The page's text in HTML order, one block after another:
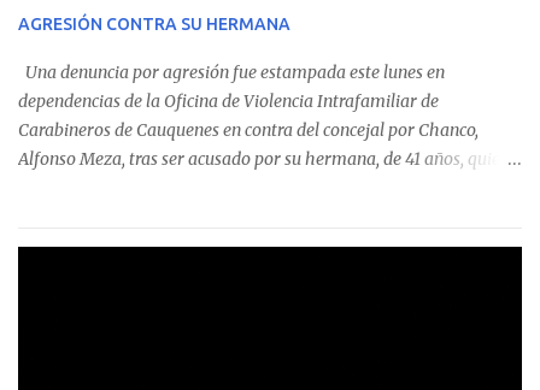
detectaron incumplimientos a la normativa vigente. El informe
precisa que la mayor cantidad de dinero apostado se registró en
Talca, donde...
AGRESIÓN CONTRA SU HERMANA
Una denuncia por agresión fue estampada este lunes en
dependencias de la Oficina de Violencia Intrafamiliar de
Carabineros de Cauquenes en contra del concejal por Chanco,
Alfonso Meza, tras ser acusado por su hermana, de 41 años, quien
relató que los hechos ocurrieron cerca de las 11:30 horas en el